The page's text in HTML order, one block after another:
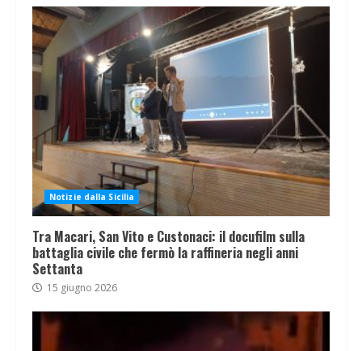
Notizie dalla Sicilia
Tra Macari, San Vito e Custonaci: il docufilm sulla
battaglia civile che fermò la raffineria negli anni
Settanta
15 giugno 2026